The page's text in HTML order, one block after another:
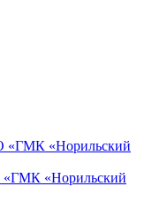
«ГМК «Норильский
«ГМК «Норильский